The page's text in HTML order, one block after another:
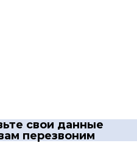
свои данные
перезвоним